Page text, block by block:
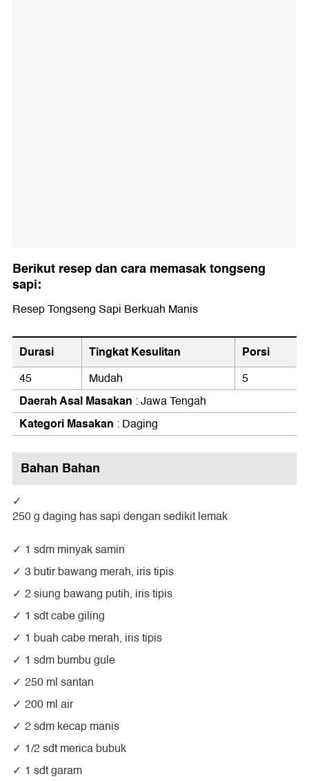
Berikut resep dan cara memasak tongseng
sapi:
Resep Tongseng Sapi Berkuah Manis
Durasi Tingkat Kesulitan Porsi
45 Mudah 5
Daerah Asal Masakan : Jawa Tengah
Kategori Masakan : Daging
Bahan Bahan
250 g daging has sapi dengan sedikit lemak
1 sdm minyak samin
3 butir bawang merah, iris tipis
2 siung bawang putih, iris tipis
1 sdt cabe giling
1 buah cabe merah, iris tipis
1 sdm bumbu gule
250 ml santan
200 ml air
2 sdm kecap manis
1/2 sdt merica bubuk
1 sdt garam